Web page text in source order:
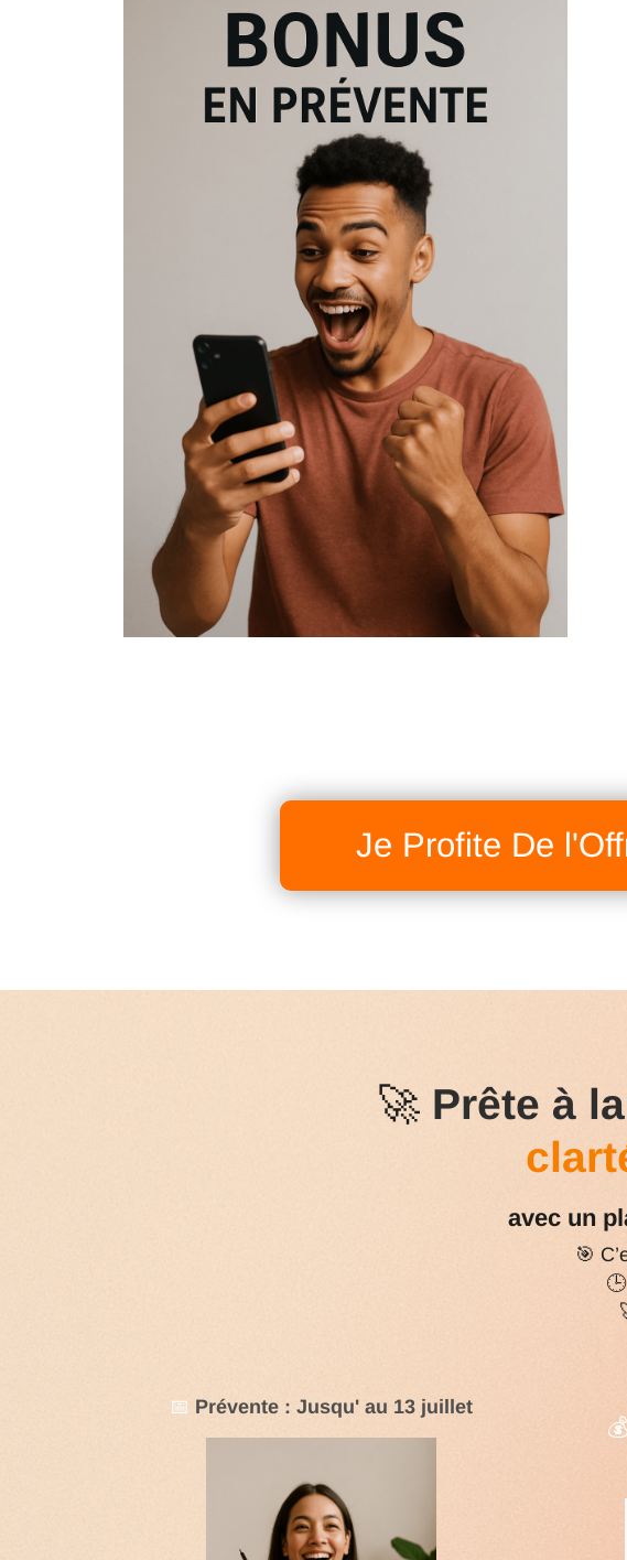
Je Profite De
🚀 Prête à
avec un
🎯
📅 Prévente : Jusqu' au 13 juillet
💰